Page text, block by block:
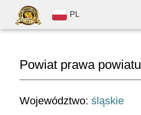
PL
Powiat prawa powiatu
Województwo: śląskie